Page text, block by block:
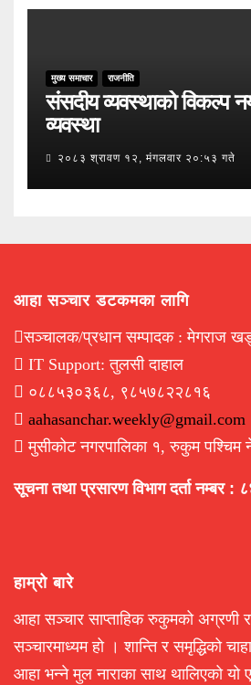
मुख्य समाचार राजनीति
संसदीय व्यवस्थाको विकल्प
व्यवस्था
२०८३ श्रावण १२, मंगलवार २०:५३ गते
आहा सञ्चार डटकमका लागि
सञ्चालक/प्रधान सम्पादक : मेगराज
IT Support: तुलसी दाहाल
०८८५३०३६८, ९८५७८२२८१६
aahasanchar.weekly@gmail.com
मुसीकोट नगरपालिका १, रुकुम पश्चिम
सूचना तथा प्रसारण विभाग दर्ता नम्बर :
हाम्रो बारे
आहा सञ्चार साप्ताहिक रुकुमको अग्रणी र
सञ्चारमाध्यम हो । शान्ति र समृद्धिको
आहा भन्ने मुल नाराका साथ थालिएको यो